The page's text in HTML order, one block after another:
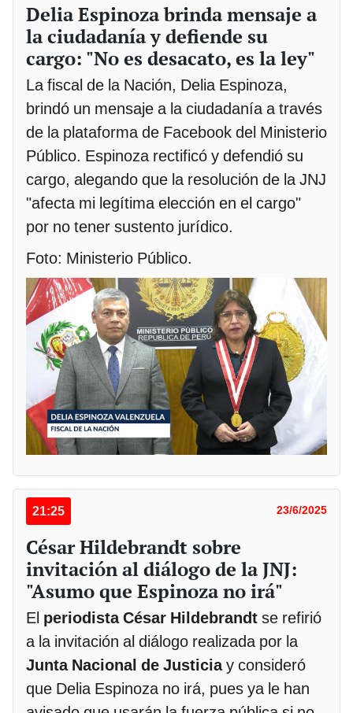
Delia Espinoza brinda mensaje a
la ciudadanía y defiende su
cargo: "No es desacato, es la ley"
La fiscal de la Nación, Delia Espinoza,
brindó un mensaje a la ciudadanía a través
de la plataforma de Facebook del Ministerio
Público. Espinoza rectificó y defendió su
cargo, alegando que la resolución de la JNJ
"afecta mi legítima elección en el cargo"
por no tener sustento jurídico.
Foto: Ministerio Público.
21:25 23/6/2025
César Hildebrandt sobre
invitación al diálogo de la JNJ:
"Asumo que Espinoza no irá"
El periodista César Hildebrandt se refirió
a la invitación al diálogo realizada por la
Junta Nacional de Justiciay consideró
que Delia Espinoza no irá, pues ya le han